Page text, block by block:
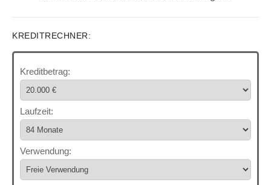
KREDITRECHNER:
Kreditbetrag:
Laufzeit:
Verwendung: